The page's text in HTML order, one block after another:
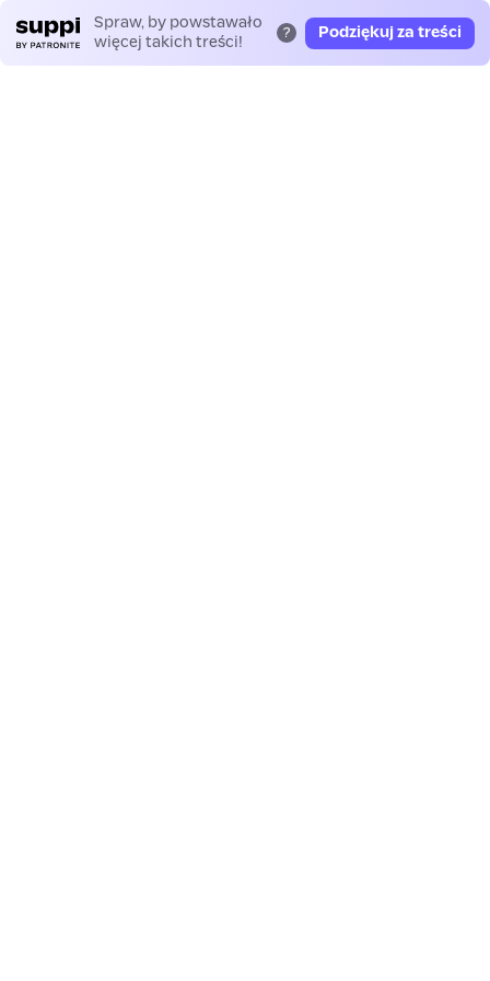
Spraw, by powstawało
więcej takich treści!
? Podziękuj za treści